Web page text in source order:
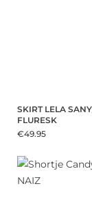
SKIRT LELA
FLURESK
€49.95